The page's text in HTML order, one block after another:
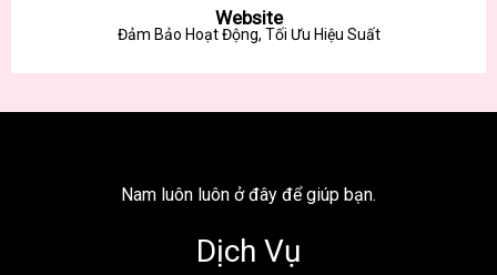
Website
Đảm Bảo Hoạt Động, Tối Ưu Hiệu Suất
Nam luôn luôn ở đây để giúp bạn.
Dịch Vụ